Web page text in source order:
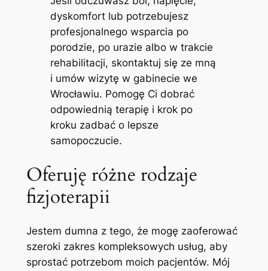
dyskomfort lub potrzebujesz
profesjonalnego wsparcia po
porodzie, po urazie albo w trakcie
rehabilitacji, skontaktuj się ze mną
i umów wizytę w gabinecie we
Wrocławiu. Pomogę Ci dobrać
odpowiednią terapię i krok po
kroku zadbać o lepsze
samopoczucie.
Oferuję różne rodzaje
fizjoterapii
Jestem dumna z tego, że mogę zaoferować
szeroki zakres kompleksowych usług, aby
sprostać potrzebom moich pacjentów. Mój